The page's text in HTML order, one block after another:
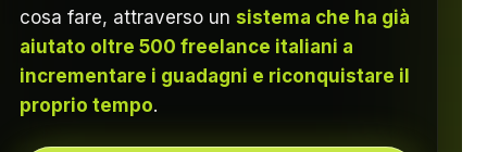
cosa fare, attraverso un sistema che ha già
aiutato oltre 500 freelance italiani a
incrementare i guadagni e riconquistare il
proprio tempo.